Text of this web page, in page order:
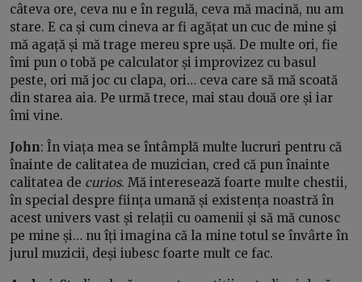
câteva ore, ceva nu e în regulă, ceva mă macină, nu am
stare. E ca și cum cineva ar fi agățat un cuc de mine și
mă agață și mă trage mereu spre ușă. De multe ori, fie
îmi pun o tobă pe calculator și improvizez cu basul
peste, ori mă joc cu clapa, ori… ceva care să mă scoată
din starea aia. Pe urmă trece, mai stau două ore și iar
îmi vine.
John: În viața mea se întâmplă multe lucruri pentru că
înainte de calitatea de muzician, cred că pun înainte
calitatea de curios. Mă interesează foarte multe chestii,
în special despre ființa umană și existența noastră în
acest univers vast și relații cu oamenii și să mă cunosc
pe mine și… nu îți imagina că la mine totul se învârte în
jurul muzicii, deși iubesc foarte mult ce fac.